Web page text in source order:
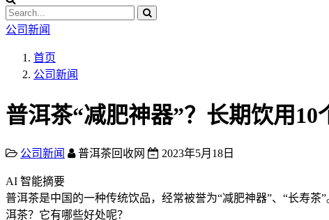
公司新闻
首页
公司新闻
普洱茶“减肥神器”？长期饮用10
公司新闻 普洱茶回收网 2023年5月18日
AI 智能摘要
普洱茶是中国的一种传统饮品，经常被誉为“减肥神器”、“长寿
洱茶？它有哪些好处呢？